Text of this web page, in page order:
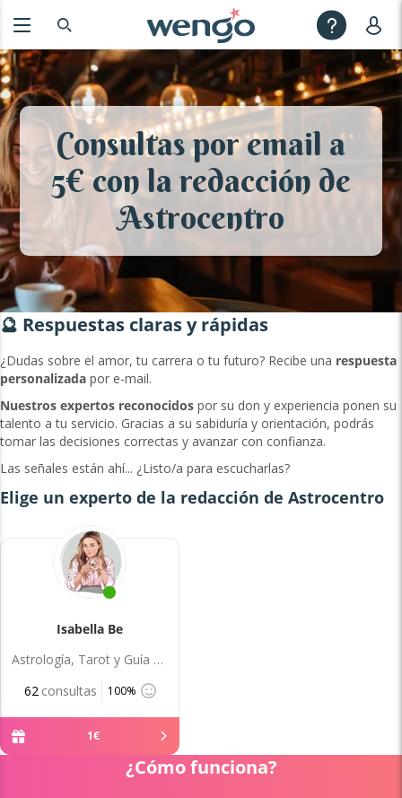
Consultas por email a
5€ con la redacción de
Astrocentro
🔮 Respuestas claras y rápidas
¿Dudas sobre el amor, tu carrera o tu futuro? Recibe una respuesta
personalizada por e-mail.
Nuestros expertos reconocidos por su don y experiencia ponen su
talento a tu servicio. Gracias a su sabiduría y orientación, podrás
tomar las decisiones correctas y avanzar con confianza.
Las señales están ahí... ¿Listo/a para escucharlas?
Elige un experto de la redacción de Astrocentro
Isabella Be
Astrología, Tarot y Guía Espiritual
62 consultas 100%
1€
¿Cómo funciona?